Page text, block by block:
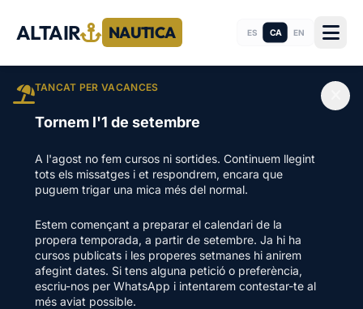
ALTAIR NAUTICA ES CA EN
TANCAT PER VACANCES
Tornem l'1 de setembre
A l'agost no fem cursos ni sortides. Continuem llegint
tots els missatges i et respondrem, encara que
puguem trigar una mica més del normal.
Estem començant a preparar el calendari de la
propera temporada, a partir de setembre. Ja hi ha
cursos publicats i les properes setmanes hi anirem
afegint dates. Si tens alguna petició o preferència,
escriu-nos per WhatsApp i intentarem contestar-te al
més aviat possible.